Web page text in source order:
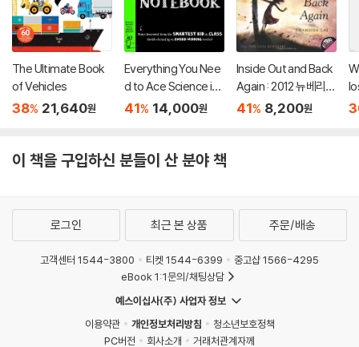
The Ultimate Book
of Vehicles
38% 21,640원
Everything You Nee
d to Ace Science in
One Big Fat Notebo
41% 14,000원
Inside Out and Back
Again : 2012 뉴베리
아너
41% 8,200원
이 책을 구입하신 분들이 산 분야 책
로그인 최근 본 상품 주문/배송
고객센터 1544-3800 티켓 1544-6399
중고샵 1566-4295
eBook 1:1문의/채팅상담
예스이십사(주) 사업자 정보
이용약관
개인정보처리방침
청소년보호정책
PC버전
회사소개 거래처관계자께